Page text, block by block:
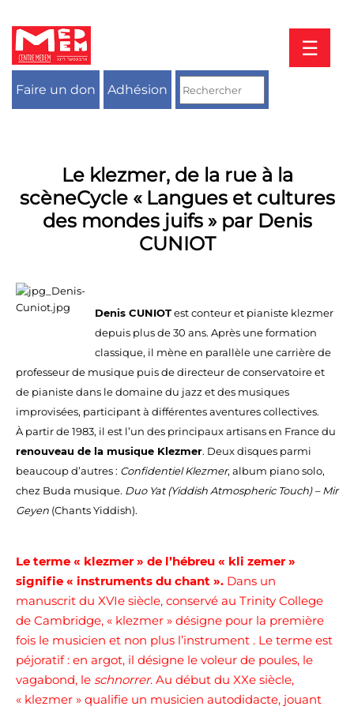
contenu
☰
Faire un don Adhésion
Le klezmer, de la rue à la
scèneCycle « Langues et cultures
des mondes juifs » par Denis
CUNIOT
Denis CUNIOTest conteur et pianiste klezmer
depuis plus de 30 ans. Après une formation
classique, il mène en parallèle une carrière de
professeur de musique puis de directeur de conservatoire et
de pianiste dans le domaine du jazz et des musiques
improvisées, participant à différentes aventures collectives.
À partir de 1983, il est l’un des principaux artisans en France du
renouveau de la musique Klezmer. Deux disques parmi
beaucoup d’autres : Confidentiel Klezmer, album piano solo,
chez Buda musique. Duo Yat (Yiddish Atmospheric Touch) – Mir
Geyen (Chants Yiddish).
Le terme « klezmer » de l’hébreu « kli zemer »
signifie « instruments du chant ». Dans un
manuscrit du XVIe siècle, conservé au Trinity College
de Cambridge, « klezmer » désigne pour la première
fois le musicien et non plus l’instrument . Le terme est
péjoratif : en argot, il désigne le voleur de poules, le
vagabond, le schnorrer. Au début du XXe siècle,
« klezmer » qualifie un musicien autodidacte, jouant